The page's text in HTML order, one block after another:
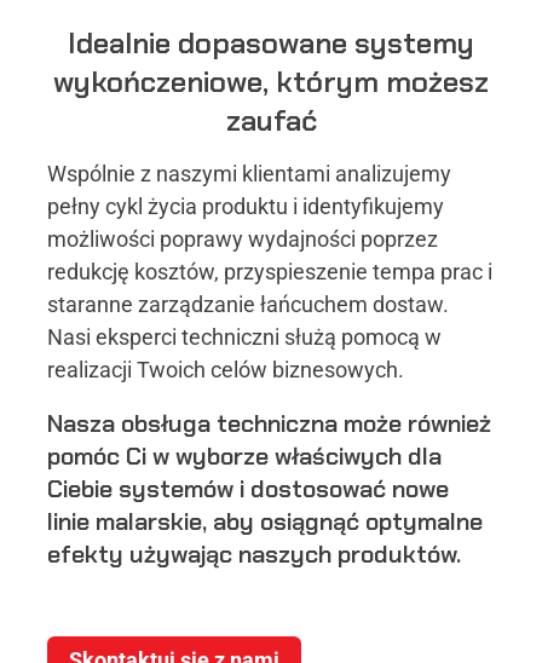
Idealnie dopasowane systemy
wykończeniowe, którym możesz
zaufać
Wspólnie z naszymi klientami analizujemy
pełny cykl życia produktu i identyfikujemy
możliwości poprawy wydajności poprzez
redukcję kosztów, przyspieszenie tempa prac i
staranne zarządzanie łańcuchem dostaw.
Nasi eksperci techniczni służą pomocą w
realizacji Twoich celów biznesowych​.
Nasza obsługa techniczna może również
pomóc Ci w wyborze właściwych dla
Ciebie systemów i dostosować nowe
linie malarskie, aby osiągnąć optymalne
efekty używając naszych produktów.